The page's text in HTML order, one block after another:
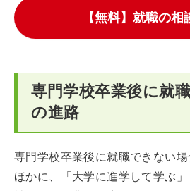
【無料】就職の相
専門学校卒業後に就
の進路
専門学校卒業後に就職できない
ほかに、「大学に進学して学ぶ